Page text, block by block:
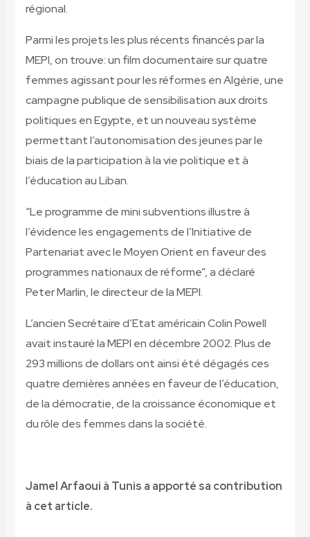
régional.
Parmi les projets les plus récents financés par la
MEPI, on trouve: un film documentaire sur quatre
femmes agissant pour les réformes en Algérie, une
campagne publique de sensibilisation aux droits
politiques en Egypte, et un nouveau système
permettant l’autonomisation des jeunes par le
biais de la participation à la vie politique et à
l’éducation au Liban.
“Le programme de mini subventions illustre à
l’évidence les engagements de l’Initiative de
Partenariat avec le Moyen Orient en faveur des
programmes nationaux de réforme”, a déclaré
Peter Marlin, le directeur de la MEPI.
L’ancien Secrétaire d’Etat américain Colin Powell
avait instauré la MEPI en décembre 2002. Plus de
293 millions de dollars ont ainsi été dégagés ces
quatre dernières années en faveur de l’éducation,
de la démocratie, de la croissance économique et
du rôle des femmes dans la société.
Jamel Arfaoui à Tunis a apporté sa contribution
à cet article.